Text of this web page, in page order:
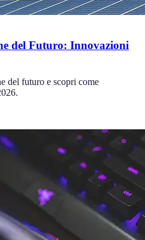
del Futuro: Innovazioni
del futuro e scopri come